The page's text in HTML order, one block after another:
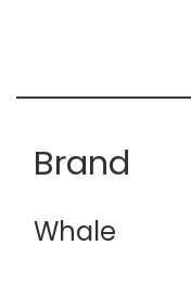
Brand
Whale